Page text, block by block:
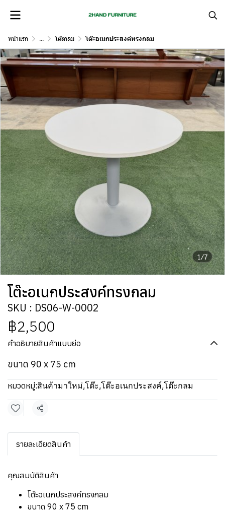
หน้าแรก ... โต๊ะกลม โต๊ะอเนกประสงค์ทรงกลม
1/7
โต๊ะอเนกประสงค์ทรงกลม
SKU : DS06-W-0002
฿2,500
คำอธิบายสินค้าแบบย่อ
ขนาด 90 x 75 cm
หมวดหมู่:สินค้ามาใหม่,โต๊ะ,โต๊ะอเนกประสงค์,โต๊ะกลม
แชร์
รายละเอียดสินค้า
คุณสมบัติสินค้า
โต๊ะอเนกประสงค์ทรงกลม
ขนาด 90 x 75 cm